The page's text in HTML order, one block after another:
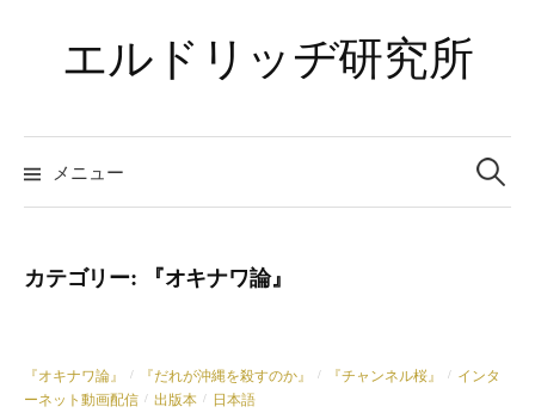
ツ
へ
ス
ッ
エルドリッヂ研究所
メニュー
検
索:
カテゴリー: 『オキナワ論』
『オキナワ論』 / 『だれが沖縄を殺すのか』 / 『チャンネル桜』 / インタ
ーネット動画配信 / 出版本 / 日本語